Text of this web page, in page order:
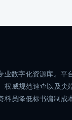
业数字化资源库。平
权威规范速查以及尖
料员降低标书编制成